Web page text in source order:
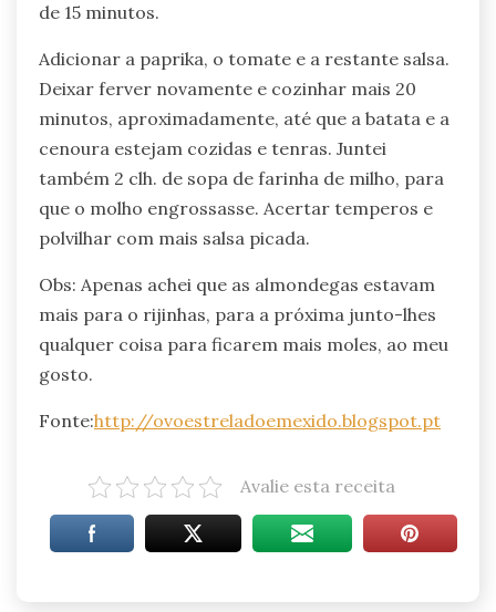
de 15 minutos.
Adicionar a paprika, o tomate e a restante salsa.
Deixar ferver novamente e cozinhar mais 20
minutos, aproximadamente, até que a batata e a
cenoura estejam cozidas e tenras. Juntei
também 2 clh. de sopa de farinha de milho, para
que o molho engrossasse. Acertar temperos e
polvilhar com mais salsa picada.
Obs: Apenas achei que as almondegas estavam
mais para o rijinhas, para a próxima junto-lhes
qualquer coisa para ficarem mais moles, ao meu
gosto.
Fonte:http://ovoestreladoemexido.blogspot.pt
Avalie esta receita